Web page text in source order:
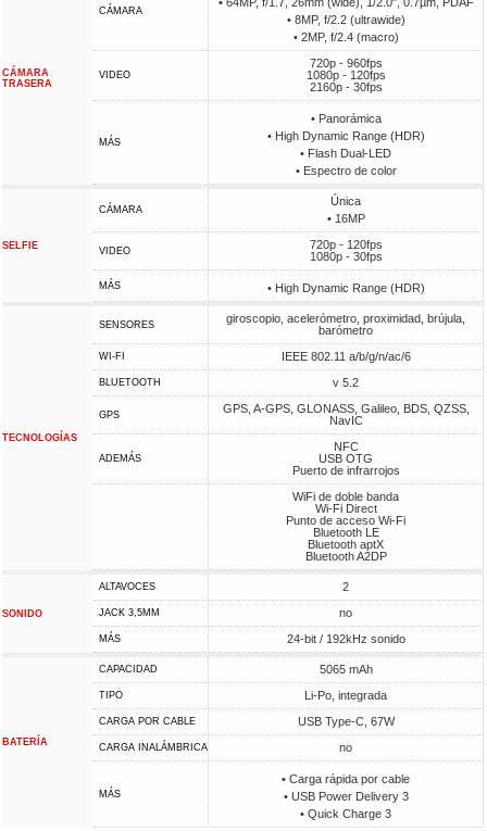
CÁMARA
TRASERA
CÁMARA
• 8MP, f/2.2 (ultrawide)
• 2MP, f/2.4 (macro)
VIDEO
720p - 960fps
1080p - 120fps
2160p - 30fps
MÁS
• Panorámica
• High Dynamic Range (HDR)
• Flash Dual-LED
• Espectro de color
SELFIE
CÁMARA
Única
• 16MP
VIDEO
720p - 120fps
1080p - 30fps
MÁS • High Dynamic Range (HDR)
TECNOLOGÍAS
SENSORES
giroscopio, acelerómetro, proximidad, brújula,
barómetro
WI-FI IEEE 802.11 a/b/g/n/ac/6
BLUETOOTH v 5.2
GPS
GPS, A-GPS, GLONASS, Galileo, BDS, QZSS,
NavIC
ADEMÁS
NFC
USB OTG
Puerto de infrarrojos
WiFi de doble banda
Wi-Fi Direct
Punto de acceso Wi-Fi
Bluetooth LE
Bluetooth aptX
Bluetooth A2DP
SONIDO
ALTAVOCES 2
JACK 3,5MM no
MÁS 24-bit / 192kHz sonido
BATERÍA
CAPACIDAD 5065 mAh
TIPO Li-Po, integrada
CARGA POR CABLE USB Type-C, 67W
CARGA INALÁMBRICA no
MÁS
• Carga rápida por cable
• USB Power Delivery 3
• Quick Charge 3